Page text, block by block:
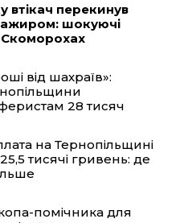
t
втікач перекинув
шокуючі
від шахраїв»:
28 тисяч
на Тернопільщині
тисячі гривень: де
помічника для